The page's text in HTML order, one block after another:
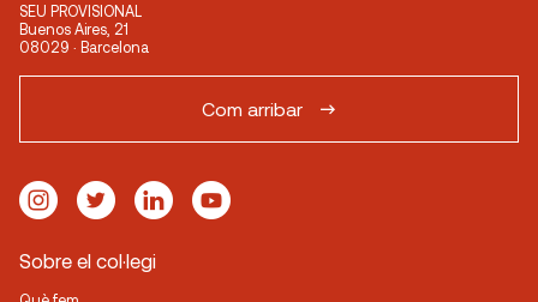
SEU PROVISIONAL
Buenos Aires, 21
08029 · Barcelona
Com arribar
Sobre el col·legi